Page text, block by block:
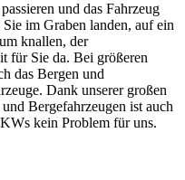
und das Fahrzeug
im Graben landen, auf ein
knallen, der
für Sie da. Bei größeren
das Bergen und
Dank unserer großen
Bergefahrzeugen ist auch
kein Problem für uns.